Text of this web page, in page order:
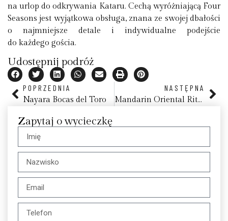
na urlop do odkrywania Kataru. Cechą wyróżniającą Four
Seasons jest wyjątkowa obsługa, znana ze swojej dbałości
o najmniejsze detale i indywidualne podejście
do każdego gościa.
Udostępnij podróż
POPRZEDNIA
Nayara Bocas del Toro
NASTĘPNA
Mandarin Oriental Ritz, Madryd
Zapytaj o wycieczkę